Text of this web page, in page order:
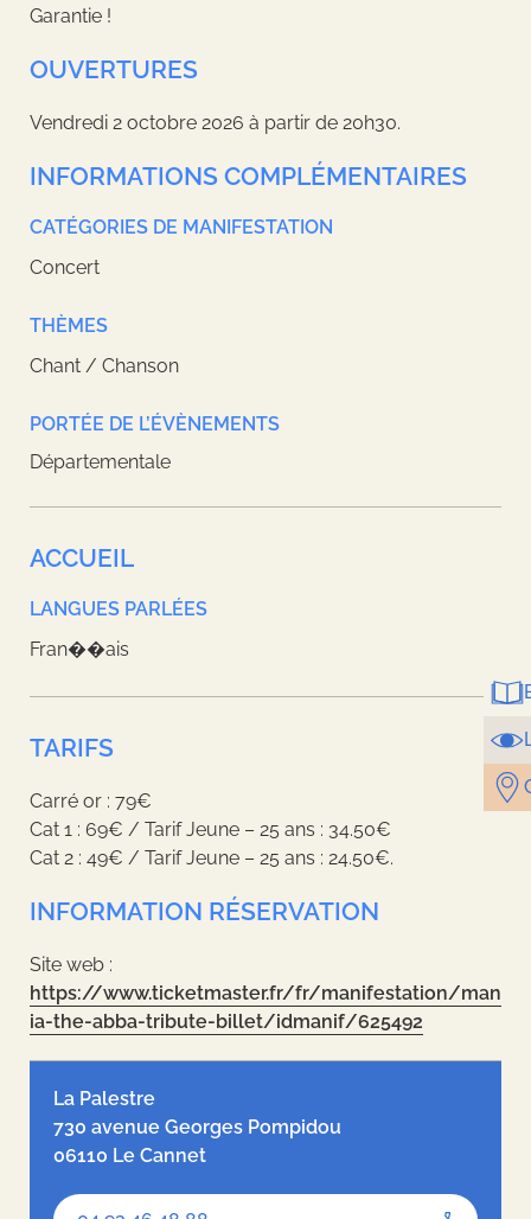
Garantie !
OUVERTURES
Vendredi 2 octobre 2026 à partir de 20h30.
INFORMATIONS COMPLÉMENTAIRES
CATÉGORIES DE MANIFESTATION
Concert
THÈMES
Chant / Chanson
PORTÉE DE L’ÉVÈNEMENTS
Départementale
ACCUEIL
LANGUES PARLÉES
Fran��ais
TARIFS
Carré or : 79€
Cat 1 : 69€ / Tarif Jeune – 25 ans : 34.50€
Cat 2 : 49€ / Tarif Jeune – 25 ans : 24.50€.
INFORMATION RÉSERVATION
Site web :
https://www.ticketmaster.fr/fr/manifestation/man
ia-the-abba-tribute-billet/idmanif/625492
Leaflet| ©OpenStreetMapcontributors, Tiles style byHumanitarian
La Palestre
730 avenue Georges Pompidou
06110 Le Cannet